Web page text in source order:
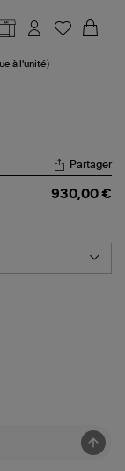
à l'unité)
Partager
930,00 €